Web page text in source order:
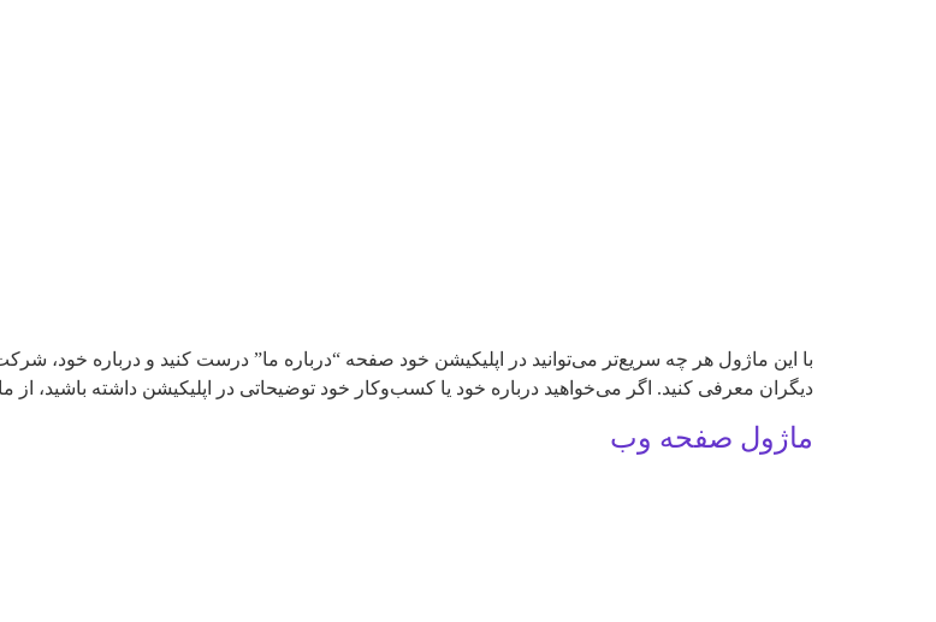
با این ماژول هر چه سریع‌تر می‌توانید در اپلیکیشن خود صفحه “درباره ما” درست کنید و درباره خود،
دیگران معرفی کنید. اگر می‌خواهید درباره خود یا کسب‌وکار خود توضیحاتی در اپلیکیشن داشته باشید، از
ماژول صفحه وب